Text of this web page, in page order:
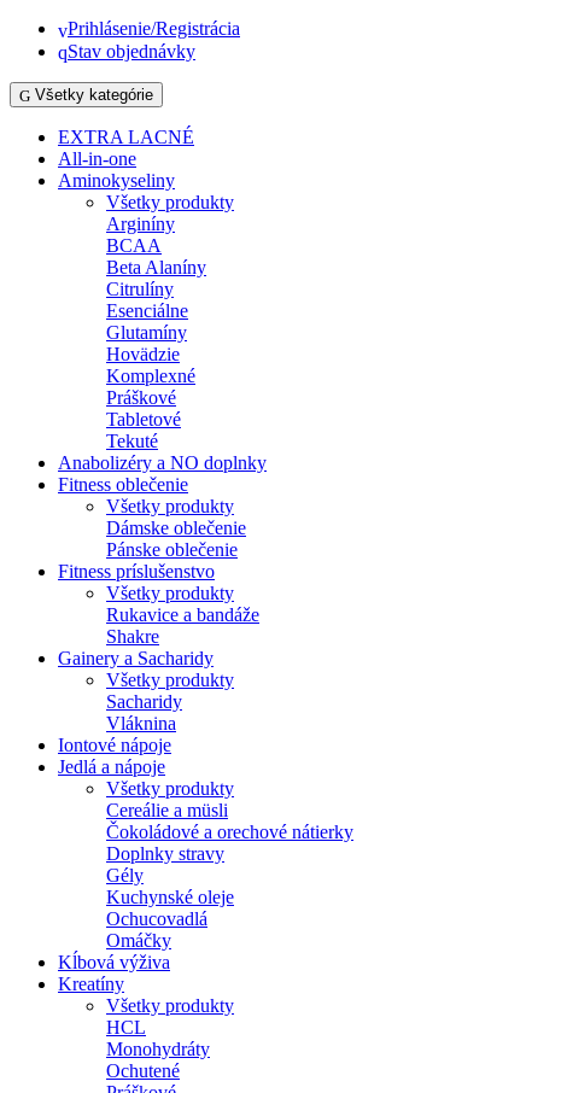
Prihlásenie/Registrácia
Stav objednávky
Všetky kategórie
EXTRA LACNÉ
All-in-one
Aminokyseliny
Všetky produkty
Arginíny
BCAA
Beta Alaníny
Citrulíny
Esenciálne
Glutamíny
Hovädzie
Komplexné
Práškové
Tabletové
Tekuté
Anabolizéry a NO doplnky
Fitness oblečenie
Všetky produkty
Dámske oblečenie
Pánske oblečenie
Fitness príslušenstvo
Všetky produkty
Rukavice a bandáže
Shakre
Gainery a Sacharidy
Všetky produkty
Sacharidy
Vláknina
Iontové nápoje
Jedlá a nápoje
Všetky produkty
Cereálie a müsli
Čokoládové a orechové nátierky
Doplnky stravy
Gély
Kuchynské oleje
Ochucovadlá
Omáčky
Kĺbová výživa
Kreatíny
Všetky produkty
HCL
Monohydráty
Ochutené